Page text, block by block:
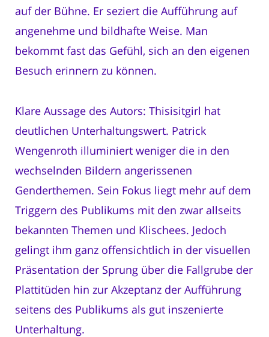
auf der Bühne. Er seziert die Aufführung auf
angenehme und bildhafte Weise. Man
bekommt fast das Gefühl, sich an den eigenen
Besuch erinnern zu können.
Klare Aussage des Autors: Thisisitgirl hat
deutlichen Unterhaltungswert. Patrick
Wengenroth illuminiert weniger die in den
wechselnden Bildern angerissenen
Genderthemen. Sein Fokus liegt mehr auf dem
Triggern des Publikums mit den zwar allseits
bekannten Themen und Klischees. Jedoch
gelingt ihm ganz offensichtlich in der visuellen
Präsentation der Sprung über die Fallgrube der
Plattitüden hin zur Akzeptanz der Aufführung
seitens des Publikums als gut inszenierte
Unterhaltung.